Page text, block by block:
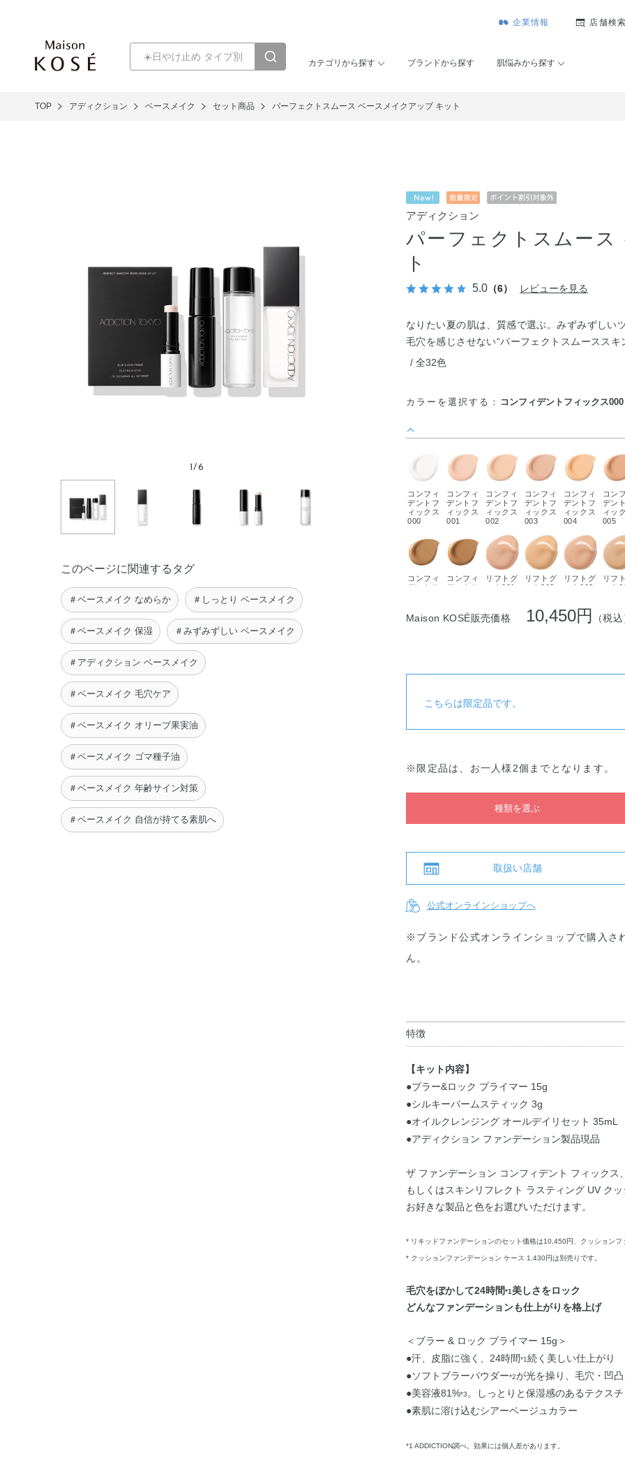
企業情報 店舗検索
カテゴリから探す ブランドから探す 肌悩みから探す
TOP アディクション ベースメイク セット商品 パーフェクトスムース ベースメイクアップ キット
1/6
このページに関連するタグ
＃ベースメイク なめらか ＃しっとり ベースメイク
＃ベースメイク 保湿 ＃みずみずしい ベースメイク
＃アディクション ベースメイク
＃ベースメイク 毛穴ケア
＃ベースメイク オリーブ果実油
＃ベースメイク ゴマ種子油
＃ベースメイク 年齢サイン対策
＃ベースメイク 自信が持てる素肌へ
アディクション
パーフェクトスムース
ト
5.0 （6） レビューを見る
なりたい夏の肌は、質感で選ぶ。みずみずしい
毛穴を感じさせない“パーフェクトスムーススキ
全32色
カラーを選択する： コンフィデントフィックス000
コンフィ
デントフ
ィックス
000
コンフィ
デントフ
ィックス
001
コンフィ
デントフ
ィックス
002
コンフィ
デントフ
ィックス
003
コンフィ
デントフ
ィックス
004
コン
デン
ィッ
005
コンフィ
デントフ
コンフィ
デントフ
リフトグ
ロウ001
リフトグ
ロウ002
リフトグ
ロウ003
リフ
ロウ
Maison KOSÉ販売価格 10,450円 （税込
こちらは限定品です。
※限定品は、お一人様2個までとなります。
種類を選ぶ
取扱い店舗
公式オンラインショップへ
※ブランド公式オンラインショップで購入さ
ん。
特徴
【キット内容】
●ブラー&ロック プライマー 15g
●シルキーバームスティック 3g
●オイルクレンジング オールデイリセット 35mL
●アディクション ファンデーション製品現品
ザ ファンデーション コンフィデント フィックス
もしくはスキンリフレクト ラスティング UV ク
お好きな製品と色をお選びいただけます。
* リキッドファンデーションのセット価格は10,450円、クッションフ
* クッションファンデーション ケース 1,430円は別売りです。
毛穴をぼかして24時間*1美しさをロック
どんなファンデーションも仕上がりを格上げ
＜ブラー & ロック プライマー 15g＞
●汗、皮脂に強く、24時間*1続く美しい仕上がり
●ソフトブラーパウダー*2が光を操り、毛穴・凹
●美容液81%*3 。しっとりと保湿感のあるテクス
●素肌に溶け込むシアーベージュカラー
*1 ADDICTION調べ。効果には個人差があります。